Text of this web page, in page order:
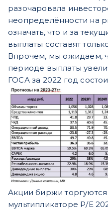
разочаровала
неопределённости на
означать, что и за
выплаты составят
Впрочем, мы ожидаем,
периоде выплаты
ГОСА за 2022 год
Акции биржи
мультипликаторе Р/Е